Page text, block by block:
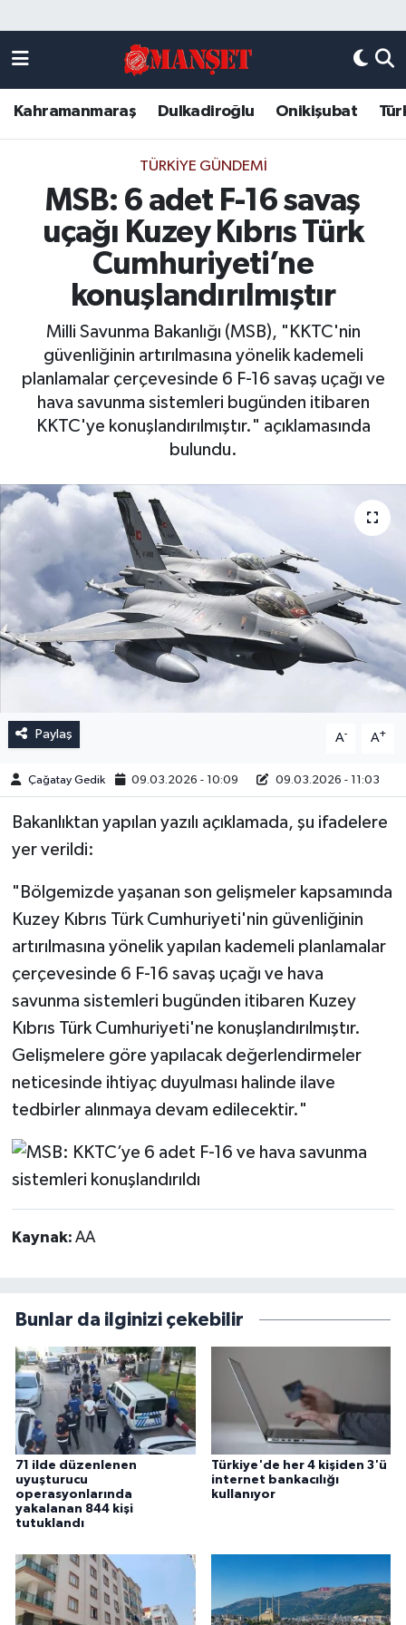
Kahramanmaraş Dulkadiroğlu Onikişubat
TÜRKIYE GÜNDEMI
MSB: 6 adet F-16 savaş
uçağı Kuzey Kıbrıs Türk
Cumhuriyeti’ne
konuşlandırılmıştır
Milli Savunma Bakanlığı (MSB), "KKTC'nin
güvenliğinin artırılmasına yönelik kademeli
planlamalar çerçevesinde 6 F-16 savaş uçağı ve
hava savunma sistemleri bugünden itibaren
KKTC'ye konuşlandırılmıştır." açıklamasında
bulundu.
Paylaş A- A+
Çağatay Gedik 09.03.2026 - 10:09 09.03.2026 - 11:03
Bakanlıktan yapılan yazılı açıklamada, şu ifadelere
yer verildi:
"Bölgemizde yaşanan son gelişmeler kapsamında
Kuzey Kıbrıs Türk Cumhuriyeti'nin güvenliğinin
artırılmasına yönelik yapılan kademeli planlamalar
çerçevesinde 6 F-16 savaş uçağı ve hava
savunma sistemleri bugünden itibaren Kuzey
Kıbrıs Türk Cumhuriyeti'ne konuşlandırılmıştır. ​
Gelişmelere göre yapılacak değerlendirmeler
neticesinde ihtiyaç duyulması halinde ilave
tedbirler alınmaya devam edilecektir."
Kaynak: AA
Bunlar da ilginizi çekebilir
71 ilde düzenlenen
uyuşturucu
operasyonlarında
yakalanan 844 kişi
tutuklandı
Türkiye'de her 4 kişiden 3'ü
internet bankacılığı
kullanıyor
DULKADİROĞLU
KAHRAMANMARAŞ
ONİKİŞUBAT
ÖZEL HABER
Künye
Kahramanmaraş Nöbetçi Eczaneler
Kahramanmaraş Hava Durumu
Kahramanmaraş Trafik Yoğunluk Haritası
Süper Lig Puan Durumu ve Fikstür
Tüm Manşetler
Son Dakika Haberleri
Haber Arşivi